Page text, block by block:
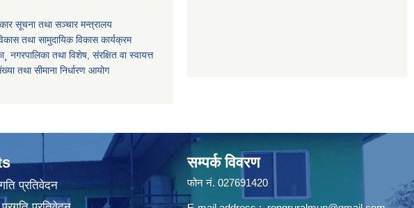
सूचना तथा सञ्चार मन्त्रालय
तथा सामुदायिक विकास कार्यक्रम
नगरपालिका तथा विशेष, संरक्षित वा स्वायत्त
तथा सीमाना निर्धारण आयोग
प्रतिवेदन
सम्पर्क विवरण
फोन न‌ं. 027691420